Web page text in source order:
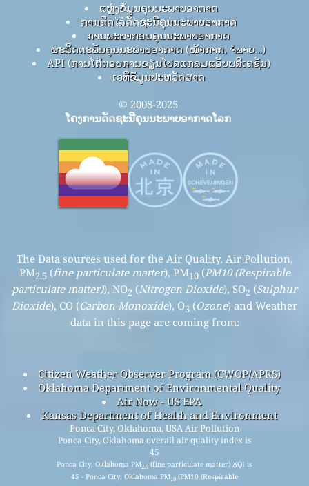
ແຫຼ່ງຂໍ້ມູນຄຸນນະພາບອາກາດ
ການຄິດໄລ່ດັດຊະນີຄຸນນະພາບອາກາດ
ການພະຍາກອນຄຸນນະພາບອາກາດ
ຜະລິດຕະພັນຄຸນນະພາບອາກາດ (ໜ້າກາກ, ຈໍພາບ…)
API (ການໂຕ້ຕອບການຂຽນໂປລແກລມແອັບພລິເຄຊັນ)
ເວທີຂໍ້ມູນປະຫວັດສາດ
© 2008-2025
ໂຄງການດັດຊະນີຄຸນນະພາບອາກາດໂລກ
The Data sources used for the Air Quality, Air Pollution,
PM2.5 (fine particulate matter), PM10(PM10 (Respirable
particulate matter)), NO2 (Nitrogen Dioxide), SO2 (Sulphur
Dioxide), CO (Carbon Monoxide), O3 (Ozone) and Weather
data in this page are coming from:
Citizen Weather Observer Program (CWOP/APRS)
Oklahoma Department of Environmental Quality
Air Now - US EPA
Kansas Department of Health and Environment
Ponca City, Oklahoma, USA Air Pollution
Ponca City, Oklahoma overall air quality index is
45
Ponca City, Oklahoma PM2.5(fine particulate matter) AQI is
45 - Ponca City, Oklahoma PM10(PM10 (Respirable